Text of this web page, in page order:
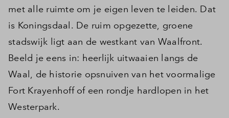
met alle ruimte om je eigen leven te leiden. Dat
is Koningsdaal. De ruim opgezette, groene
stadswijk ligt aan de westkant van Waalfront.
Beeld je eens in: heerlijk uitwaaien langs de
Waal, de historie opsnuiven van het voormalige
Fort Krayenhoff of een rondje hardlopen in het
Westerpark.